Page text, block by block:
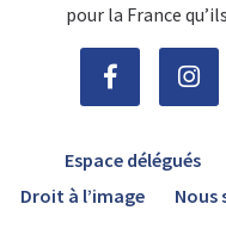
pour la France
Espace délégués
Droit à l’image
Nous